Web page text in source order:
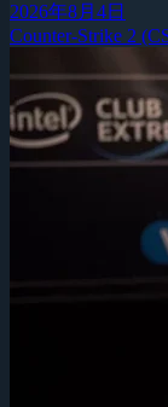
2026年8月4日
Counter-Strike 2